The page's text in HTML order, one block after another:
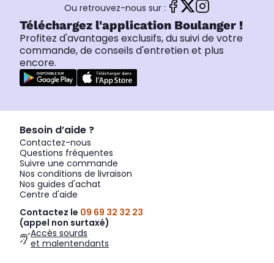
Ou retrouvez-nous sur :
Téléchargez l'application Boulanger !
Profitez d'avantages exclusifs, du suivi de votre
commande, de conseils d'entretien et plus
encore.
Besoin d’aide ?
Contactez-nous
Questions fréquentes
Suivre une commande
Nos conditions de livraison
Nos guides d'achat
Centre d'aide
Contactez le 09 69 32 32 23
(appel non surtaxé)
Accès sourds
et malentendants